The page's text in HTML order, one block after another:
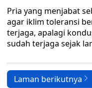
Pria yang menjabat
agar iklim toleransi
terjaga, apalagi
sudah terjaga sejak
Laman berikutnya